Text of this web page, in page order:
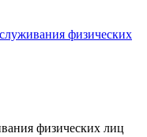
физических
физических лиц